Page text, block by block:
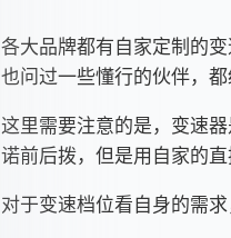
各大品牌都有自家定制的
也问过一些懂行的伙伴，
这里需要注意的是，变速
诺前后拨，但是用自家的
对于变速档位看自身的需